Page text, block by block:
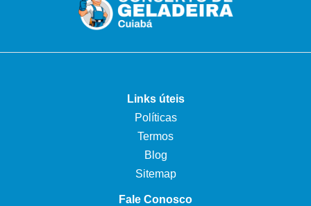
Links úteis
Políticas
Termos
Blog
Sitemap
Fale Conosco